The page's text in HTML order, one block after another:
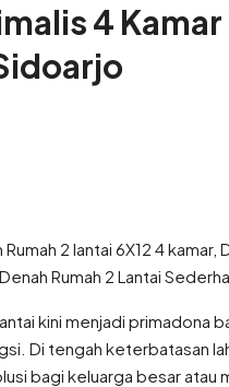
4
kini menjadi primadona
Di tengah keterbatasan
bagi keluarga besar atau